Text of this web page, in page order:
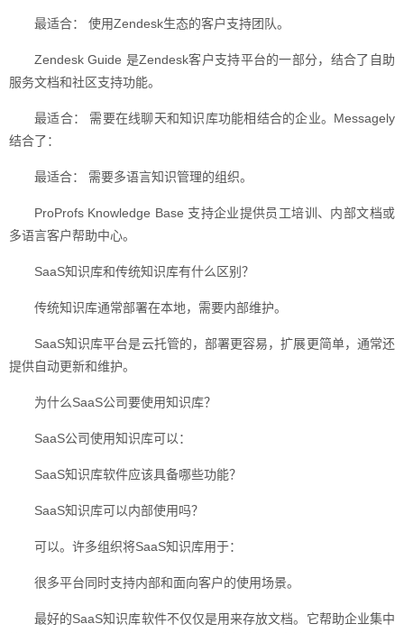
最适合： 使用Zendesk生态的客户支持团队。
Zendesk Guide 是Zendesk客户支持平台的一部分，结合了自助
服务文档和社区支持功能。
最适合： 需要在线聊天和知识库功能相结合的企业。Messagely
结合了：
最适合： 需要多语言知识管理的组织。
ProProfs Knowledge Base 支持企业提供员工培训、内部文档或
多语言客户帮助中心。
SaaS知识库和传统知识库有什么区别？
传统知识库通常部署在本地，需要内部维护。
SaaS知识库平台是云托管的，部署更容易，扩展更简单，通常还
提供自动更新和维护。
为什么SaaS公司要使用知识库？
SaaS公司使用知识库可以：
SaaS知识库软件应该具备哪些功能？
SaaS知识库可以内部使用吗？
可以。许多组织将SaaS知识库用于：
很多平台同时支持内部和面向客户的使用场景。
最好的SaaS知识库软件不仅仅是用来存放文档。它帮助企业集中